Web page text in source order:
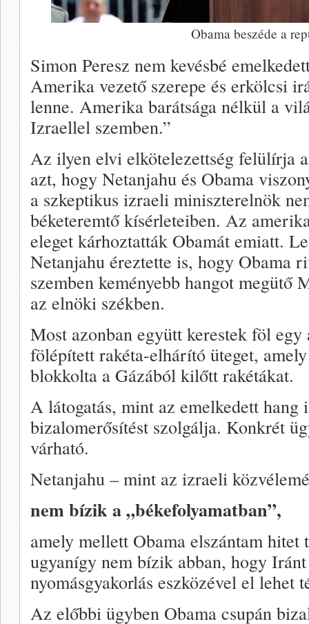
Obama beszéde a
Simon Peresz nem kevésbé
Amerika vezető szerepe és erkölcsi
lenne. Amerika barátsága nélkül a
Izraellel szemben.”
Az ilyen elvi elkötelezettség felülírja
azt, hogy Netanjahu és Obama
a szkeptikus izraeli miniszterelnök
béketeremtő kísérleteiben. Az
eleget kárhoztatták Obamát emiatt.
Netanjahu éreztette is, hogy Obama
szemben keményebb hangot megütő
az elnöki székben.
Most azonban együtt kerestek föl
fölépített rakéta-elhárító üteget,
blokkolta a Gázából kilőtt rakétákat.
A látogatás, mint az emelkedett hang
bizalomerősítést szolgálja. Konkrét
várható.
Netanjahu – mint az izraeli
nem bízik a „békefolyamatban”,
amely mellett Obama elszántam hitet
ugyanígy nem bízik abban, hogy
nyomásgyakorlás eszközével el lehet
Az előbbi ügyben Obama csupán